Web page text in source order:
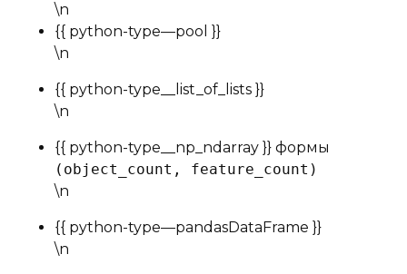
\n
{{ python-type—pool }}
\n
{{ python-type__list_of_lists }}
\n
{{ python-type__np_ndarray }} формы
(object_count, feature_count)
\n
{{ python-type—pandasDataFrame }}
\n